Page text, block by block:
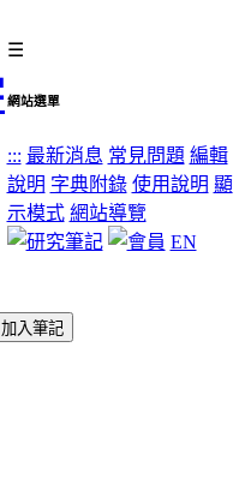
☰
網站選單
::: 最新消息 常見問題 編輯
說明 字典附錄 使用說明 顯
示模式 網站導覽
EN
加入筆記